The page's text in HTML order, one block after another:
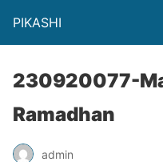
PIKASHI
230920077-
Ramadhan
admin